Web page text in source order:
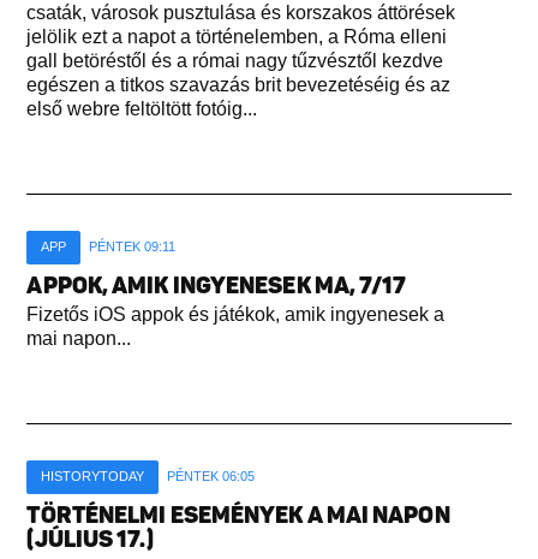
csaták, városok pusztulása és korszakos áttörések
jelölik ezt a napot a történelemben, a Róma elleni
gall betöréstől és a római nagy tűzvésztől kezdve
egészen a titkos szavazás brit bevezetéséig és az
első webre feltöltött fotóig...
APP PÉNTEK 09:11
APPOK, AMIK INGYENESEK MA, 7/17
Fizetős iOS appok és játékok, amik ingyenesek a
mai napon...
HISTORYTODAY PÉNTEK 06:05
TÖRTÉNELMI ESEMÉNYEK A MAI NAPON
(JÚLIUS 17.)